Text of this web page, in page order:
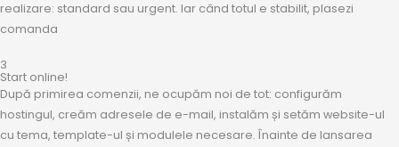
realizare: standard sau urgent. Iar când totul e stabilit, plasezi
comanda
3
Start online!
După primirea comenzii, ne ocupăm noi de tot: configurăm
hostingul, creăm adresele de e-mail, instalăm și setăm website-ul
cu tema, template-ul și modulele necesare. Înainte de lansarea